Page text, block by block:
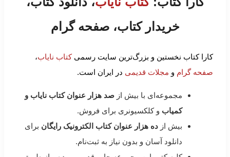
خریدار کتاب، صفحه گرام
کارا کتاب نخستین و بزرگ‌ترین سایت رسمیکتاب نایاب،
صفحه گرام و مجلات قدیمی در ایران است.
مجموعه‌ای با بیش از صد هزار عنوان کتاب نایاب و
کمیاب و کلکسیونری برای فروش.
بیش از ده هزار عنوان کتاب الکترونیک رایگان برای
دانلود آسان و بدون نیاز به ثبت‌نام.